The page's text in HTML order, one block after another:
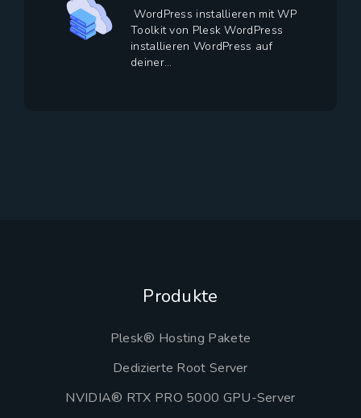
WordPress installieren mit WP
Toolkit von Plesk WordPress
installieren WordPress auf
deiner...
Produkte
Plesk® Hosting Pakete
Dedizierte Root Server
NVIDIA® RTX PRO 5000 GPU-Server